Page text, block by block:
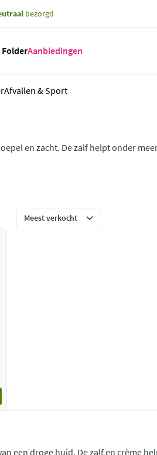
bezorgd
FolderAanbiedingen
Afvallen & Sport
en zacht. De zalf helpt onder
een droge huid. De zalf en crème